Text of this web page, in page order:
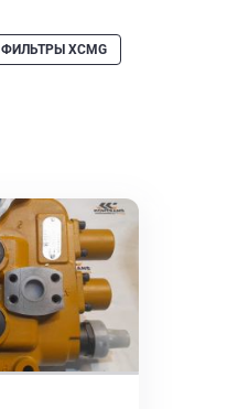
ФИЛЬТРЫ XCMG